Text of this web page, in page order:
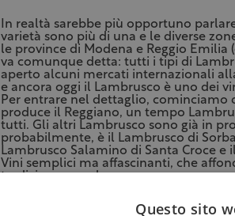
In realtà sarebbe più opportuno
varietà sono più di una e le diverse
le province di Modena e Reggio
va comunque detta: tutti i tipi di
aperto alcuni mercati internazionali
e ancora oggi il Lambrusco è uno dei
Per entrare nel dettaglio, cominciamo
produce il Reggiano, un tempo
tutti. Gli altri Lambrusco sono già in
probabilmente, è il Lambrusco di
Lambrusco Salamino di Santa Croce e
Vini semplici ma affascinanti, che
tradizione popolare.
Ecco quindi la nostra Top 10, che
Questo sito